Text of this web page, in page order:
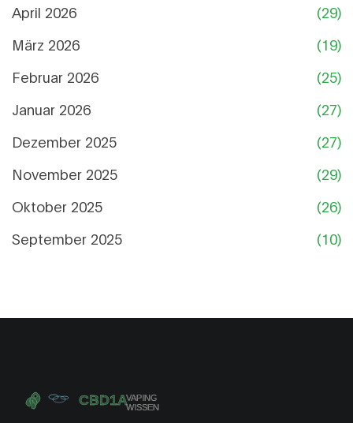
April 2026
(29)
März 2026
(19)
Februar 2026
(25)
Januar 2026
(27)
Dezember 2025
(27)
November 2025
(29)
Oktober 2025
(26)
September 2025
(10)